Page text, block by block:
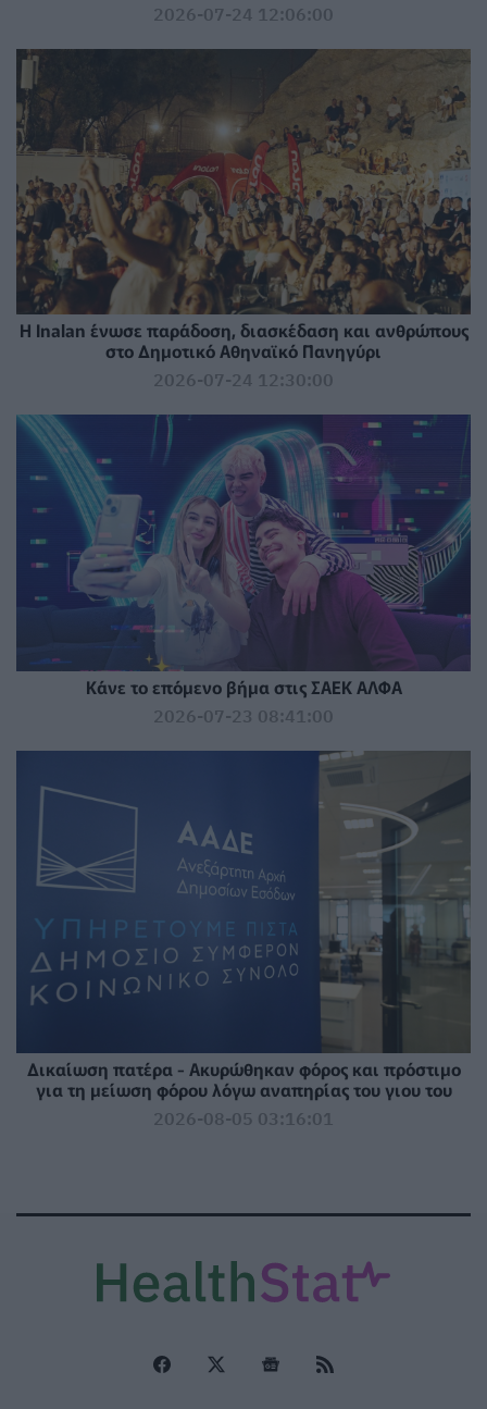
2026-07-24 12:06:00
Η Inalan ένωσε παράδοση, διασκέδαση και ανθρώπους
στο Δημοτικό Αθηναϊκό Πανηγύρι
2026-07-24 12:30:00
Κάνε το επόμενο βήμα στις ΣΑΕΚ ΑΛΦΑ
2026-07-23 08:41:00
Δικαίωση πατέρα - Ακυρώθηκαν φόρος και πρόστιμο
για τη μείωση φόρου λόγω αναπηρίας του γιου του
2026-08-05 03:16:01